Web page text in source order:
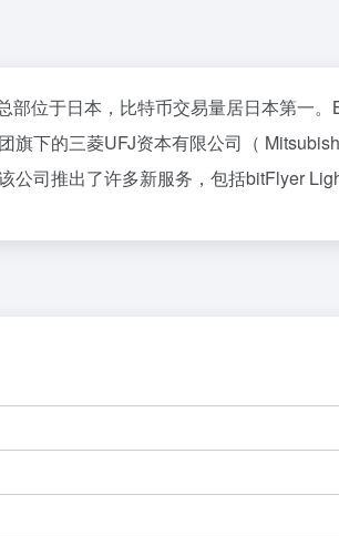
部位于日本，比特币交易量居日本第一
旗下的三菱UFJ资本有限公司（
公司推出了许多新服务，包括bitFlyer